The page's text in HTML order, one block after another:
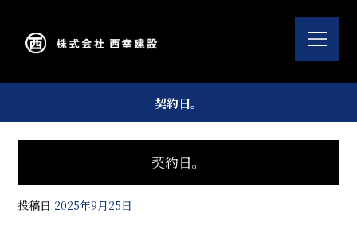
契約日。
契約日。
投稿日 2025年9月25日